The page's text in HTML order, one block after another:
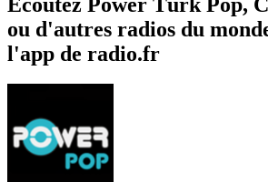
ou d'autres radios du
l'app de radio.fr